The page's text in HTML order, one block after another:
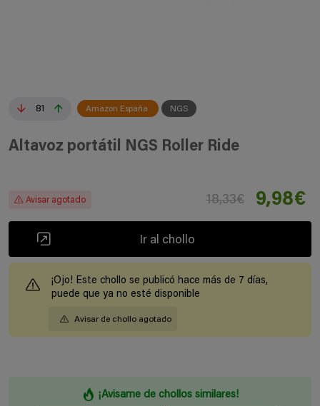
81 Amazon España NGS
Altavoz portátil NGS Roller Ride
Avisar agotado 18,33€ 9,98€
Ir al chollo
¡Ojo! Este chollo se publicó hace más de 7 días,
puede que ya no esté disponible
Avisar de chollo agotado
¡Avisame de chollos similares!